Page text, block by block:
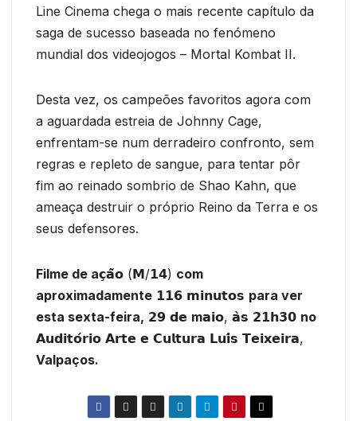
Line Cinema chega o mais recente capítulo da
saga de sucesso baseada no fenómeno
mundial dos videojogos – Mortal Kombat II.
Desta vez, os campeões favoritos agora com
a aguardada estreia de Johnny Cage,
enfrentam-se num derradeiro confronto, sem
regras e repleto de sangue, para tentar pôr
fim ao reinado sombrio de Shao Kahn, que
ameaça destruir o próprio Reino da Terra e os
seus defensores.
Filme de a𝗰̧𝗮̃𝗼 (𝗠/𝟭𝟰) com
aproximadamente 𝟭𝟭𝟲 𝗺𝗶𝗻𝘂𝘁𝗼𝘀 para ver
esta sexta-feira, 𝟮𝟵 𝗱𝗲 m𝗮𝗶𝗼, 𝗮̀𝘀 𝟮𝟭𝗵𝟯𝟬 no
𝗔𝘂𝗱𝗶𝘁𝗼́𝗿𝗶𝗼 𝗔𝗿𝘁𝗲 𝗲 𝗖𝘂𝗹𝘁𝘂𝗿𝗮 𝗟𝘂𝗶́𝘀 𝗧𝗲𝗶𝘅𝗲𝗶𝗿𝗮,
Valpaços.